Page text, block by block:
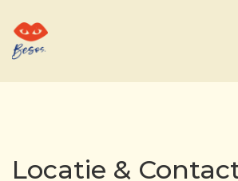
Locatie &